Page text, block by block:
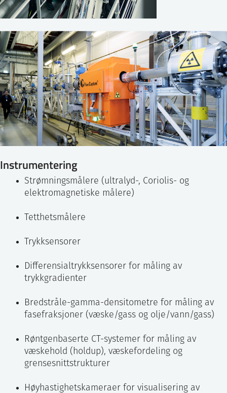
Instrumentering
Strømningsmålere (ultralyd-, Coriolis- og
elektromagnetiske målere)
Tetthetsmålere
Trykksensorer
Differensialtrykksensorer for måling av
trykkgradienter
Bredstråle-gamma-densitometre for måling av
fasefraksjoner (væske/gass og olje/vann/gass)
Røntgenbaserte CT-systemer for måling av
væskehold (holdup), væskefordeling og
grensesnittstrukturer
Høyhastighetskameraer for visualisering av